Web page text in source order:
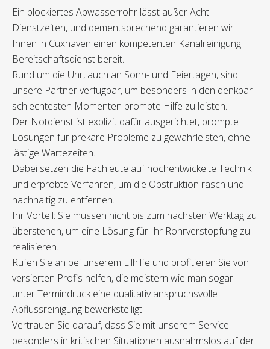
Ein blockiertes Abwasserrohr lässt außer Acht
Dienstzeiten, und dementsprechend garantieren wir
Ihnen in Cuxhaven einen kompetenten Kanalreinigung
Bereitschaftsdienst bereit.
Rund um die Uhr, auch an Sonn- und Feiertagen, sind
unsere Partner verfügbar, um besonders in den denkbar
schlechtesten Momenten prompte Hilfe zu leisten.
Der Notdienst ist explizit dafür ausgerichtet, prompte
Lösungen für prekäre Probleme zu gewährleisten, ohne
lästige Wartezeiten.
Dabei setzen die Fachleute auf hochentwickelte Technik
und erprobte Verfahren, um die Obstruktion rasch und
nachhaltig zu entfernen.
Ihr Vorteil: Sie müssen nicht bis zum nächsten Werktag zu
überstehen, um eine Lösung für Ihr Rohrverstopfung zu
realisieren.
Rufen Sie an bei unserem Eilhilfe und profitieren Sie von
versierten Profis helfen, die meistern wie man sogar
unter Termindruck eine qualitativ anspruchsvolle
Abflussreinigung bewerkstelligt.
Vertrauen Sie darauf, dass Sie mit unserem Service
besonders in kritischen Situationen ausnahmslos auf der